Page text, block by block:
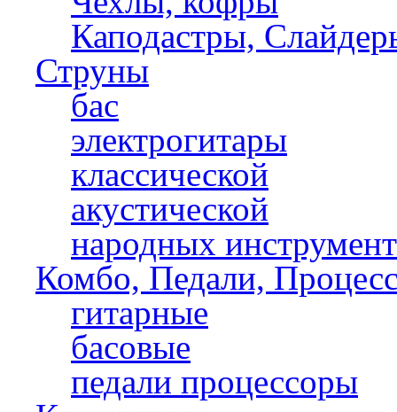
Каподастры,
Струны
бас
электрогитары
классической
акустической
народных
Комбо, Педали,
гитарные
басовые
педали процессоры